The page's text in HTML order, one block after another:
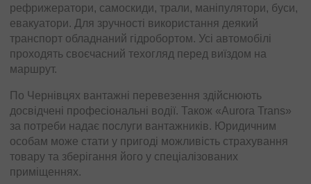
рефрижератори, самоскиди, трали, маніпулятори, буси,
евакуатори. Для зручності використання деякий
транспорт обладнаний гідробортом. Усі автомобілі
проходять своєчасний техогляд перед виїздом на
маршрут.
По Чернівцях вантажні перевезення здійснюють
досвідчені професіональні водії. Також «Aurora Trans»
за потреби надає послуги вантажників. Юридичним
особам може стати у пригоді можливість страхування
товару та зберігання його у спеціалізованих
приміщеннях.